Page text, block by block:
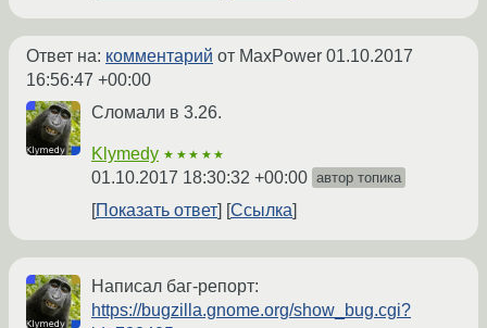
Ответ на: комментарий от MaxPower 01.10.2017
16:56:47 +00:00
Сломали в 3.26.
Klymedy ★★★★★
01.10.2017 18:30:32 +00:00 автор топика
Показать ответ Ссылка
Написал баг-репорт:
https://bugzilla.gnome.org/show_bug.cgi?